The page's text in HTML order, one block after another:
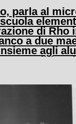
parla al
di Rho
a due
agli
con il